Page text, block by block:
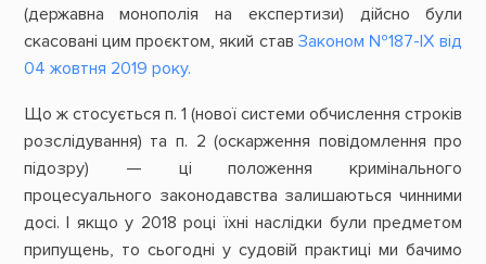
(державна монополія на експертизи) дійсно були
скасовані цим проєктом, який став Законом №187-ІХ від
04 жовтня 2019 року.
Що ж стосується п. 1 (нової системи обчислення строків
розслідування) та п. 2 (оскарження повідомлення про
підозру) — ці положення кримінального
процесуального законодавства залишаються чинними
досі. І якщо у 2018 році їхні наслідки були предметом
припущень, то сьогодні у судовій практиці ми бачимо